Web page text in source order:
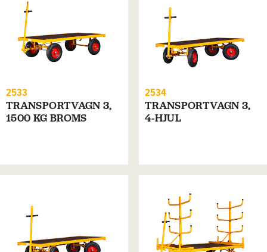
2533
TRANSPORTVAGN 3,
1500 KG BROMS
2534
TRANSPORTVAGN 3,
4-HJUL